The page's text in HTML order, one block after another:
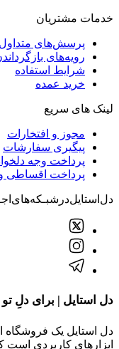
خدمات مشتریان
پرسش‌های متداول
رویه‌های
شرایط استفاده
خرید عمده
لینک های سریع
مجوز و افتخارات
پیگیری سفارشات
پرداخت وجه
پرداخت اقساطی
دل استایل | برای دلِ تو
دل استایل یک فروشگاه
ابزارهای کاربردی